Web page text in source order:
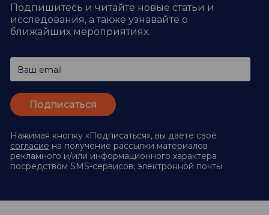
Подпишитесь и читайте новые статьи и
исследования, а также узнавайте о
ближайших мероприятиях.
Ваш email
Нажимая кнопку «Подписаться», вы даете своё
согласие на получение рассылки материалов
рекламного и/или информационного характера
посредством SMS-сервисов, электронной почты